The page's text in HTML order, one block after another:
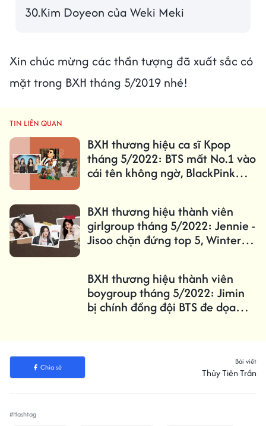
30.Kim Doyeon của Weki Meki
Xin chúc mừng các thần tượng đã xuất sắc có
mặt trong BXH tháng 5/2019 nhé!
TIN LIÊN QUAN
BXH thương hiệu ca sĩ Kpop
tháng 5/2022: BTS mất No.1 vào
cái tên không ngờ, BlackPink
BXH thương hiệu thành viên
girlgroup tháng 5/2022: Jennie -
Jisoo chặn đứng top 5, Winter
BXH thương hiệu thành viên
boygroup tháng 5/2022: Jimin
bị chính đồng đội BTS đe dọa
Chia sẻ
Bài viết
Thủy Tiên Trần
#Hashtag